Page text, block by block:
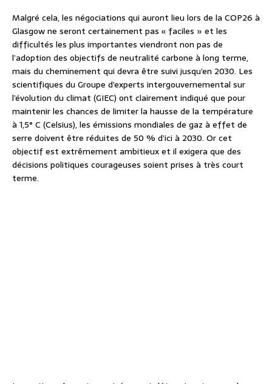
Malgré cela, les négociations qui auront lieu lors de la COP26 à
Glasgow ne seront certainement pas « faciles » et les
difficultés les plus importantes viendront non pas de
l’adoption des objectifs de neutralité carbone à long terme,
mais du cheminement qui devra être suivi jusqu’en 2030. Les
scientifiques du Groupe d’experts intergouvernemental sur
l’évolution du climat (GIEC) ont clairement indiqué que pour
maintenir les chances de limiter la hausse de la température
à 1,5° C (Celsius), les émissions mondiales de gaz à effet de
serre doivent être réduites de 50 % d’ici à 2030. Or cet
objectif est extrêmement ambitieux et il exigera que des
décisions politiques courageuses soient prises à très court
terme.